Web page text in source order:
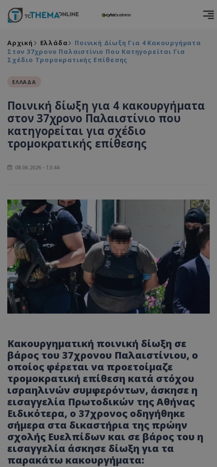
Αρχική Ελλάδα
Ποινική Δίωξη Για 4 Κακουργήματα
Στον 37χρονο Παλαιστίνιο Που Κατηγορείται Για
Σχέδιο Τρομοκρατικής Επίθεσης
ΕΛΛΑΔΑ
Ποινική δίωξη για 4 κακουργήματα
στον 37χρονο Παλαιστίνιο που
κατηγορείται για σχέδιο
τρομοκρατικής επίθεσης
08.06.2026 - 13:44
Κακουργηματική ποινική δίωξη σε
βάρος του 37χρονου Παλαιστίνιου, ο
οποίος φέρεται να προετοίμαζε
τρομοκρατική επίθεση κατά στόχου
ισραηλινών συμφερόντων, άσκησε η
εισαγγελία Πρωτοδικών της Αθήνας
Ειδικότερα, ο 37χρονος οδηγήθηκε
σήμερα στα δικαστήρια της πρώην
σχολής Ευελπίδων και σε βάρος του η
εισαγγελία άσκησε δίωξη για τα
παρακάτω κακουργήματα: